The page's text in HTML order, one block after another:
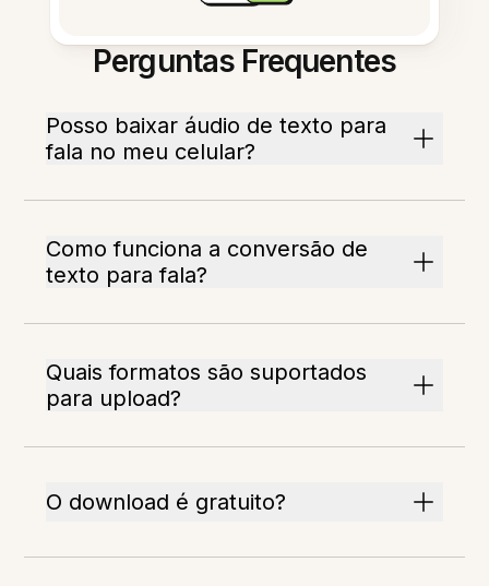
Perguntas Frequentes
Posso baixar áudio de texto para
fala no meu celular?
Como funciona a conversão de
texto para fala?
Quais formatos são suportados
para upload?
O download é gratuito?